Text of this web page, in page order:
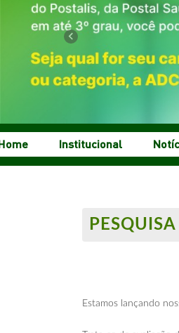
Previous
Institucional
Estamos lançando